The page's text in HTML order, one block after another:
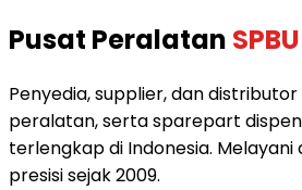
Pusat Peralatan
Penyedia, supplier, dan
peralatan, serta sparepart
terlengkap di Indonesia. Melayani
presisi sejak 2009.